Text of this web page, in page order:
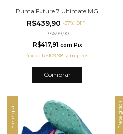
Puma Future 7 Ultimate MG
R$439,90-37%OFF
R$699,90
R$417,91 com Pix
4 x de R$109,98 sem juros
Comprar
Frete grátis Frete grátis